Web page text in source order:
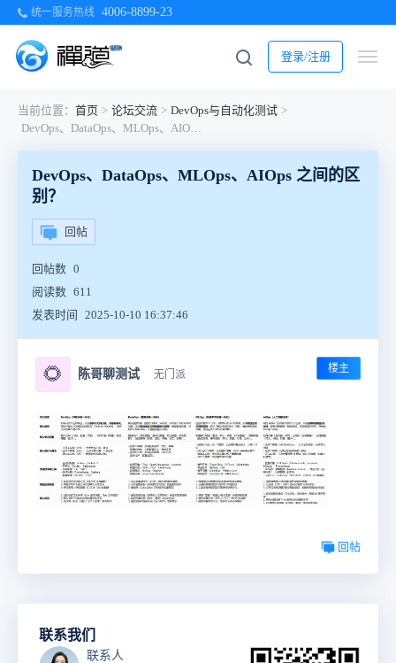
统一服务热线 4006-8899-23
登录/注册
当前位置： 首页 > 论坛交流 > DevOps与自动化测试 >
DevOps、DataOps、MLOps、AIOps 之间的区别？
DevOps、DataOps、MLOps、AIOps 之间的区
别？
回帖
回帖数 0
阅读数 611
发表时间
2025-10-10 16:37:46
🌻 陈哥聊测试 无门派 楼主
回帖
联系我们
联系人